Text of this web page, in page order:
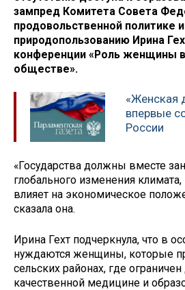
зампред Комитета Совета
продовольственной политике и
природопользованию Ирина
конференции «Роль женщины
обществе».
«Женская
впервые
России
«Государства должны вместе
глобального изменения
влияет на экономическое
сказала она.
Ирина Гехт подчеркнула, что в
нуждаются женщины, которые
сельских районах, где ограничен
качественной медицине и